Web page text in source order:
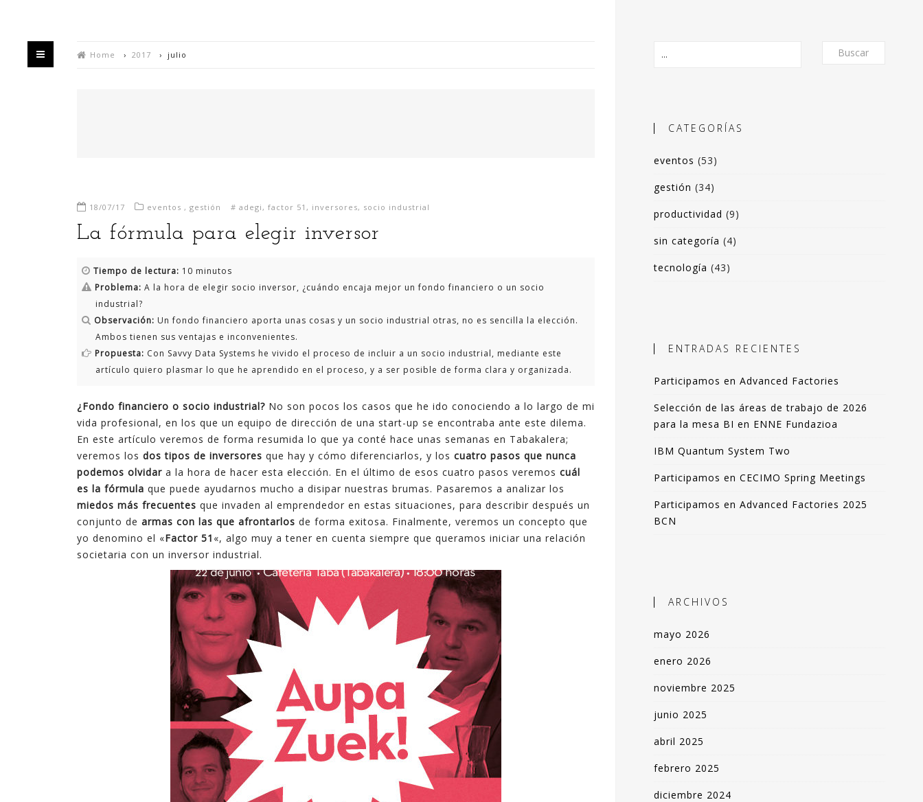
Bienvenido/a a mi blog,
mis experiencias sobre la generación de valor y
negocio a partir de la explotación de datos,
habitualmente utilizando para ello las últimas
tecnologías. En ocasiones son complejas, y en
ocasiones son sencillas pero suficientes.
En estos últimos quince años, en los que he
explotación inteligente de datos mejora de
forma notable los resultados en diferentes
ámbitos de la empresa, desde procesos
internos hasta la relación con el cliente,
pasando por la creación de nuevos productos y
servicios digitales.
Busco ofrecer un formato de micro-posts que
narren mis experiencias en torno a la
análisis de datos. Desde herramientas de apoyo
industriales, el objetivo es incorporar
apoyo en la toma de decisiones.
En este blog comparto esas experiencias,
explicadas de forma resumida pero clara. La
mayoría de artículos los podrás leer en 3-4
Espero que lo disfrutes tanto como yo.
- Fernando Sáenz -
Home › 2017 › julio
18/07/17 eventos , gestión # adegi , factor 51 , inversores, socio industrial
La fórmula para elegir inversor
Tiempo de lectura: 10 minutos
Problema: A la hora de elegir socio inversor, ¿cuándo encaja mejor un fondo financiero o un socio
industrial?
Observación: Un fondo financiero aporta unas cosas y un socio industrial otras, no es sencilla la elección.
Ambos tienen sus ventajas e inconvenientes.
Propuesta: Con Savvy Data Systems he vivido el proceso de incluir a un socio industrial, mediante este
artículo quiero plasmar lo que he aprendido en el proceso, y a ser posible de forma clara y organizada.
¿Fondo financiero o socio industrial? No son pocos los casos que he ido conociendo a lo largo de mi
vida profesional, en los que un equipo de dirección de una start-up se encontraba ante este dilema.
En este artículo veremos de forma resumida lo que ya conté hace unas semanas en Tabakalera;
veremos los dos tipos de inversores que hay y cómo diferenciarlos, y los cuatro pasos que nunca
podemos olvidar a la hora de hacer esta elección. En el último de esos cuatro pasos veremos cuál
es la fórmula que puede ayudarnos mucho a disipar nuestras brumas. Pasaremos a analizar los
miedos más frecuentes que invaden al emprendedor en estas situaciones, para describir después un
conjunto de armas con las que afrontarlos de forma exitosa. Finalmente, veremos un concepto que
yo denomino el «Factor 51 «, algo muy a tener en cuenta siempre que queramos iniciar una relación
societaria con un inversor industrial.
Buscar
CATEGORÍAS
eventos (53)
gestión (34)
productividad (9)
sin categoría (4)
tecnología (43)
ENTRADAS RECIENTES
Participamos en Advanced Factories
Selección de las áreas de trabajo de 2026
para la mesa BI en ENNE Fundazioa
IBM Quantum System Two
Participamos en CECIMO Spring Meetings
Participamos en Advanced Factories 2025
BCN
ARCHIVOS
mayo 2026
enero 2026
noviembre 2025
junio 2025
abril 2025
febrero 2025
diciembre 2024